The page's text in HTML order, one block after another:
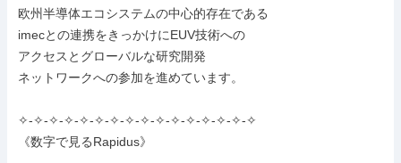
欧州半導体エコシステムの中心的存在である
imecとの連携をきっかけにEUV技術への
アクセスとグローバルな研究開発
ネットワークへの参加を進めています。
✧-✧-✧-✧-✧-✧-✧-✧-✧-✧-✧-✧-✧-✧-✧-✧
《数字で見るRapidus》